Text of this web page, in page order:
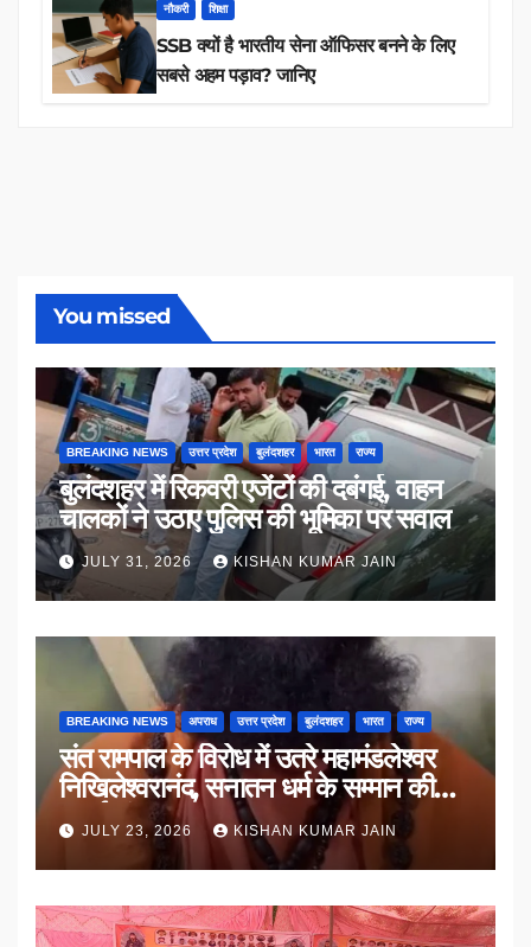
नौकरी शिक्षा
SSB क्यों है भारतीय सेना ऑफिसर बनने के लिए
सबसे अहम पड़ाव? जानिए
You missed
BREAKING NEWS उत्तर प्रदेश बुलंदशहर भारत राज्य
बुलंदशहर में रिकवरी एजेंटों की दबंगई, वाहन
चालकों ने उठाए पुलिस की भूमिका पर सवाल
JULY 31, 2026 KISHAN KUMAR JAIN
BREAKING NEWS अपराध उत्तर प्रदेश बुलंदशहर भारत राज्य
संत रामपाल के विरोध में उतरे महामंडलेश्वर
निखिलेश्वरानंद, सनातन धर्म के सम्मान की
उठाई मांग
JULY 23, 2026 KISHAN KUMAR JAIN